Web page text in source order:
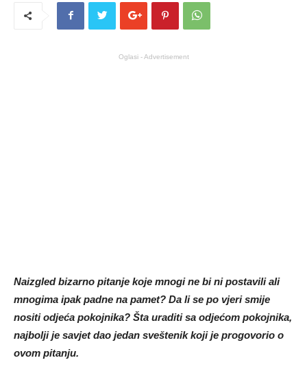
Oglasi - Advertisement
Naizgled bizarno pitanje koje mnogi ne bi ni postavili ali
mnogima ipak padne na pamet? Da li se po vjeri smije
nositi odjeća pokojnika? Šta uraditi sa odjećom pokojnika,
najbolji je savjet dao jedan sveštenik koji je progovorio o
ovom pitanju.